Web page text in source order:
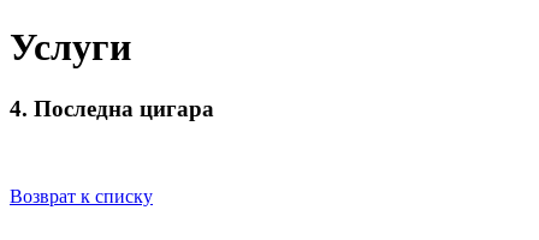
Услуги
4. Последна цигара
Возврат к списку